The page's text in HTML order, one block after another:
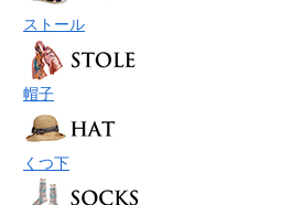
ストール
帽子
くつ下